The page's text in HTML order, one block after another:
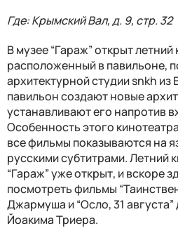
Где: Крымский Вал, д. 9, стр. 32
В музее “Гараж” открыт летний
расположенный в павильоне,
архитектурной студии snkh
павильон создают новые
устанавливают его напротив
Особенность этого
все фильмы показываются на
русскими субтитрами. Летний
“Гараж” уже открыт, и вскоре
посмотреть фильмы
Джармуша и “Осло, 31
Йоакима Триера.